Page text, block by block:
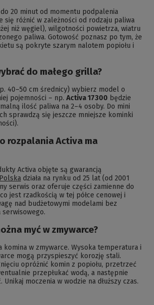
20 minut od momentu podpalenia
się różnić w zależności od rodzaju paliwa
niż węgiel), wilgotności powietrza, wiatru
paliwa. Gotowość poznasz po tym, że
są pokryte szarym nalotem popiołu i
do małego grilla?
40–50 cm średnicy) wybierz model o
pojemności – np. Activa 17300 będzie
ilość paliwa na 2–4 osoby. Do mini
sprawdzą się jeszcze mniejsze kominki
rozpalania Activa ma
Activa objęte są gwarancją
działa na rynku od 25 lat (od 2001
serwis oraz oferuje części zamienne do
jest rzadkością w tej półce cenowej i
nad budżetowymi modelami bez
myć w zmywarce?
komina w zmywarce. Wysoka temperatura i
mogą przyspieszyć korozję stali.
opróżnić komin z popiołu, przetrzeć
przepłukać wodą, a następnie
Unikaj moczenia w wodzie na dłuższy czas.